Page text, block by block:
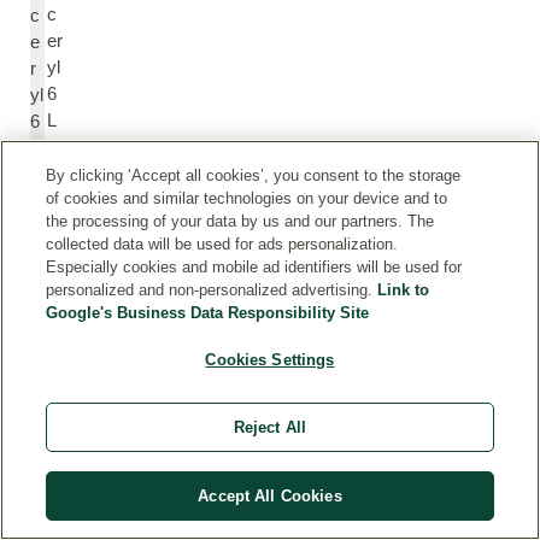
c
e
r
yl
6
L
c
er
yl
6
L
a
ur
at
e
s
di
m
A
By clicking ‘Accept all cookies’, you consent to the storage
of cookies and similar technologies on your device and to
the processing of your data by us and our partners. The
collected data will be used for ads personalization.
Especially cookies and mobile ad identifiers will be used for
personalized and non-personalized advertising. Link to
Google's Business Data Responsibility Site
Cookies Settings
Reject All
Accept All Cookies